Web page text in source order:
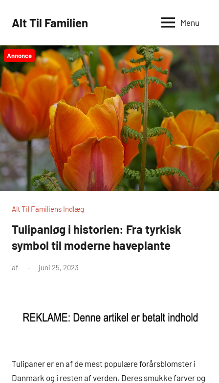
Alt Til Familien Menu
Annonce
Alt Til Familiens Indlæg
Tulipanløg i historien: Fra tyrkisk
symbol til moderne haveplante
af juni 25, 2023
Tulipaner er en af de mest populære forårsblomster i
Danmark og i resten af verden. Deres smukke farver og